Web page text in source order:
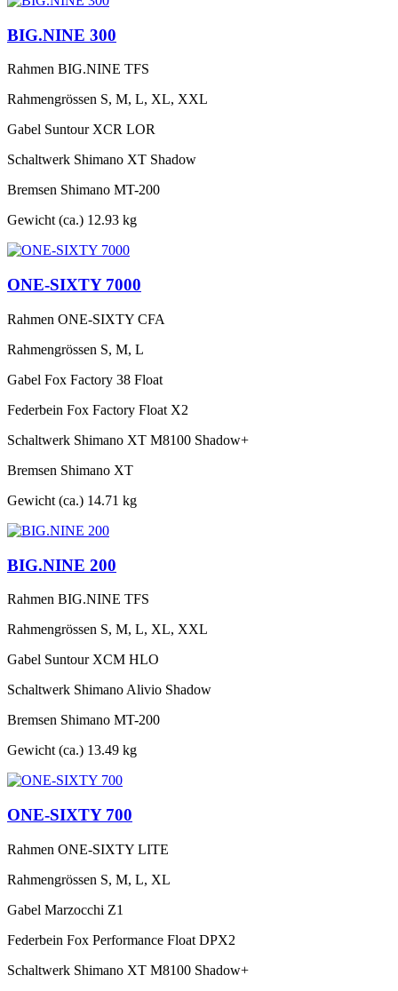
BIG.NINE 300
Rahmen BIG.NINE TFS
Rahmengrössen S, M, L, XL, XXL
Gabel Suntour XCR LOR
Schaltwerk Shimano XT Shadow
Bremsen Shimano MT-200
Gewicht (ca.) 12.93 kg
ONE-SIXTY 7000
Rahmen ONE-SIXTY CFA
Rahmengrössen S, M, L
Gabel Fox Factory 38 Float
Federbein Fox Factory Float X2
Schaltwerk Shimano XT M8100 Shadow+
Bremsen Shimano XT
Gewicht (ca.) 14.71 kg
BIG.NINE 200
Rahmen BIG.NINE TFS
Rahmengrössen S, M, L, XL, XXL
Gabel Suntour XCM HLO
Schaltwerk Shimano Alivio Shadow
Bremsen Shimano MT-200
Gewicht (ca.) 13.49 kg
ONE-SIXTY 700
Rahmen ONE-SIXTY LITE
Rahmengrössen S, M, L, XL
Gabel Marzocchi Z1
Federbein Fox Performance Float DPX2
Schaltwerk Shimano XT M8100 Shadow+